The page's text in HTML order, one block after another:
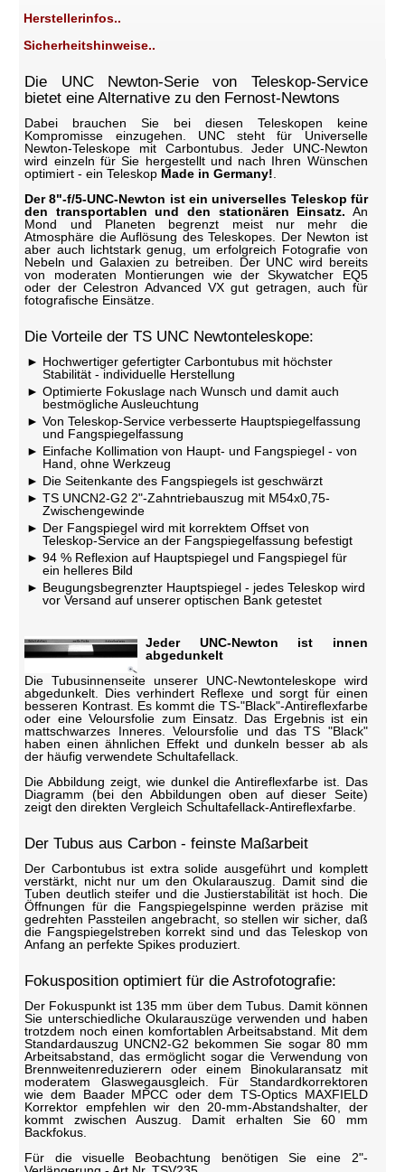
Herstellerinfos..
Sicherheitshinweise..
Die UNC Newton-Serie von Teleskop-Service
bietet eine Alternative zu den Fernost-Newtons
Dabei brauchen Sie bei diesen Teleskopen keine
Kompromisse einzugehen. UNC steht für Universelle
Newton-Teleskope mit Carbontubus. Jeder UNC-Newton
wird einzeln für Sie hergestellt und nach Ihren Wünschen
optimiert - ein Teleskop Made in Germany!.
Der 8"-f/5-UNC-Newton ist ein universelles Teleskop für
den transportablen und den stationären Einsatz. An
Mond und Planeten begrenzt meist nur mehr die
Atmosphäre die Auflösung des Teleskopes. Der Newton ist
aber auch lichtstark genug, um erfolgreich Fotografie von
Nebeln und Galaxien zu betreiben. Der UNC wird bereits
von moderaten Montierungen wie der Skywatcher EQ5
oder der Celestron Advanced VX gut getragen, auch für
fotografische Einsätze.
Die Vorteile der TS UNC Newtonteleskope:
Hochwertiger gefertigter Carbontubus mit höchster
Stabilität - individuelle Herstellung
Optimierte Fokuslage nach Wunsch und damit auch
bestmögliche Ausleuchtung
Von Teleskop-Service verbesserte Hauptspiegelfassung
und Fangspiegelfassung
Einfache Kollimation von Haupt- und Fangspiegel - von
Hand, ohne Werkzeug
Die Seitenkante des Fangspiegels ist geschwärzt
TS UNCN2-G2 2"-Zahntriebauszug mit M54x0,75-
Zwischengewinde
Der Fangspiegel wird mit korrektem Offset von
Teleskop-Service an der Fangspiegelfassung befestigt
94 % Reflexion auf Hauptspiegel und Fangspiegel für
ein helleres Bild
Beugungsbegrenzter Hauptspiegel - jedes Teleskop wird
vor Versand auf unserer optischen Bank getestet
Jeder UNC-Newton ist innen
abgedunkelt
Die Tubusinnenseite unserer UNC-Newtonteleskope wird
abgedunkelt. Dies verhindert Reflexe und sorgt für einen
besseren Kontrast. Es kommt die TS-"Black"-Antireflexfarbe
oder eine Veloursfolie zum Einsatz. Das Ergebnis ist ein
mattschwarzes Inneres. Veloursfolie und das TS "Black"
haben einen ähnlichen Effekt und dunkeln besser ab als
der häufig verwendete Schultafellack.
Die Abbildung zeigt, wie dunkel die Antireflexfarbe ist. Das
Diagramm (bei den Abbildungen oben auf dieser Seite)
zeigt den direkten Vergleich Schultafellack-Antireflexfarbe.
Der Tubus aus Carbon - feinste Maßarbeit
Der Carbontubus ist extra solide ausgeführt und komplett
verstärkt, nicht nur um den Okularauszug. Damit sind die
Tuben deutlich steifer und die Justierstabilität ist hoch. Die
Öffnungen für die Fangspiegelspinne werden präzise mit
gedrehten Passteilen angebracht, so stellen wir sicher, daß
die Fangspiegelstreben korrekt sind und das Teleskop von
Anfang an perfekte Spikes produziert.
Fokusposition optimiert für die Astrofotografie:
Der Fokuspunkt ist 135 mm über dem Tubus. Damit können
Sie unterschiedliche Okularauszüge verwenden und haben
trotzdem noch einen komfortablen Arbeitsabstand. Mit dem
Standardauszug UNCN2-G2 bekommen Sie sogar 80 mm
Arbeitsabstand, das ermöglicht sogar die Verwendung von
Brennweitenreduzierern oder einem Binokularansatz mit
moderatem Glaswegausgleich. Für Standardkorrektoren
wie dem Baader MPCC oder dem TS-Optics MAXFIELD
Korrektor empfehlen wir den 20-mm-Abstandshalter, der
kommt zwischen Auszug. Damit erhalten Sie 60 mm
Backfokus.
Für die visuelle Beobachtung benötigen Sie eine 2"-